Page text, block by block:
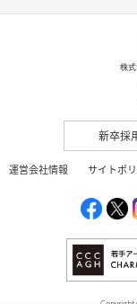
株
新卒採
運営会社情報 サイトポ